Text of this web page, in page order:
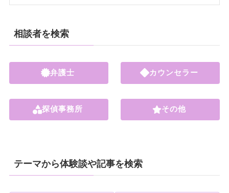
相談者を検索
弁護士
探偵事務所
カウンセラー
その他
テーマから体験談や記事を検索